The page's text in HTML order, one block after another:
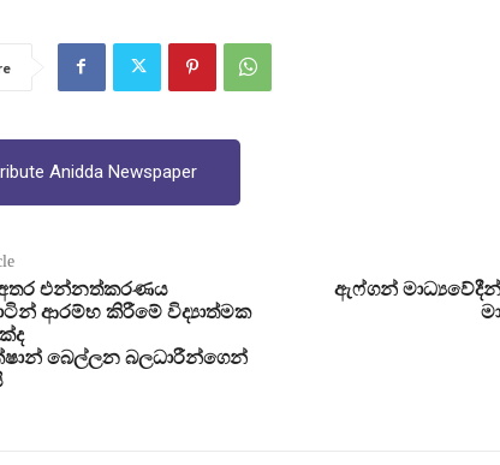
Anidda Newspaper
අතර එන්නත්කරණය
ආරම්භ කිරීමේ විද්‍යාත්මක
බෙල්ලන බලධාරීන්ගෙන්
ඇෆ්ගන්